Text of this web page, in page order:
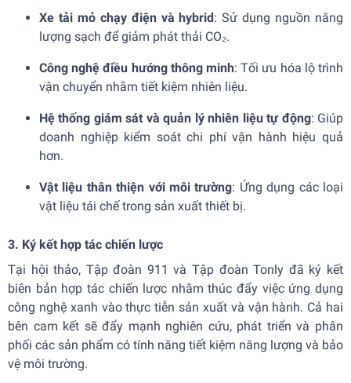
Xe tải mỏ chạy điện và hybrid: Sử dụng nguồn năng
lượng sạch để giảm phát thải CO₂.
Công nghệ điều hướng thông minh: Tối ưu hóa lộ trình
vận chuyển nhằm tiết kiệm nhiên liệu.
Hệ thống giám sát và quản lý nhiên liệu tự động: Giúp
doanh nghiệp kiểm soát chi phí vận hành hiệu quả
hơn.
Vật liệu thân thiện với môi trường: Ứng dụng các loại
vật liệu tái chế trong sản xuất thiết bị.
3. Ký kết hợp tác chiến lược
Tại hội thảo, Tập đoàn 911 và Tập đoàn Tonly đã ký kết
biên bản hợp tác chiến lược nhằm thúc đẩy việc ứng dụng
công nghệ xanh vào thực tiễn sản xuất và vận hành. Cả hai
bên cam kết sẽ đẩy mạnh nghiên cứu, phát triển và phân
phối các sản phẩm có tính năng tiết kiệm năng lượng và bảo
vệ môi trường.